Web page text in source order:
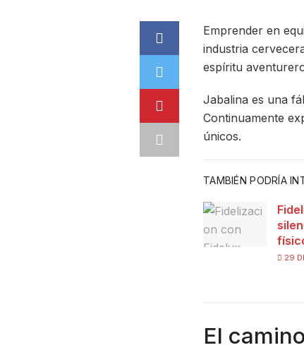
Emprender en
industria
espíritu
Jabalina es una
Continuamente
únicos.
TAMBIÉN PODRÍA
29
El